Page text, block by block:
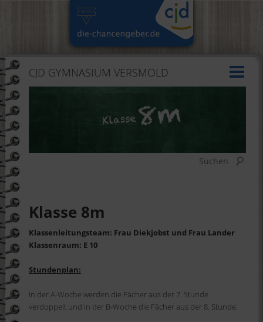
CJD GYMNASIUM VERSMOLD
Klasse 8m
Klassenleitungsteam: Frau Diekjobst und Frau Lander
Klassenraum: E 10
Stundenplan:
In der A-Woche werden die Fächer aus der 7. Stunde
verdoppelt und in der B-Woche die Fächer aus der 8. Stunde.